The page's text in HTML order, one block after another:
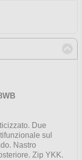
Due
sul
Nastro
Zip YKK.